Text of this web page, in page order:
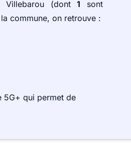
Villebarou (dont1 sont
commune, on retrouve :
5G+ qui permet de